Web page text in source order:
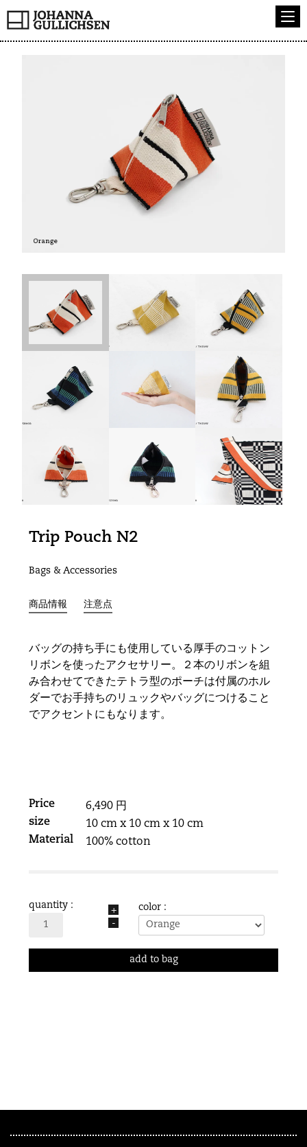
Trip Pouch N2
Bags & Accessories
商品情報 注意点
バッグの持ち手にも使用している厚手のコットン
リボンを使ったアクセサリー。２本のリボンを組
み合わせてできたテトラ型のポーチは付属のホル
ダーでお手持ちのリュックやバッグにつけること
でアクセントにもなります。
Price
6,490 円
size
10 cm x 10 cm x 10 cm
Material
100% cotton
quantity :
+
-
color :
add to bag